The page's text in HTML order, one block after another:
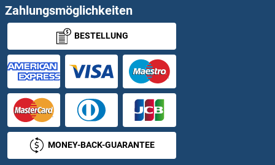
GABBR1 Antikörper
GABBR2 Antikörper
GABPA Antikörper
GABPB1 Antikörper
GABPB2 Antikörper
GABRA1 Antikörper
Zahlungsmöglichkeiten
BESTELLUNG
MONEY-BACK-GUARANTEE